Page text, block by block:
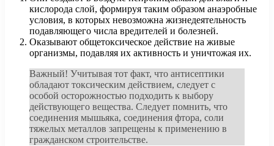
кислорода слой, формируя таким образом анаэробные
условия, в которых невозможна жизнедеятельность
подавляющего числа вредителей и болезней.
Оказывают общетоксическое действие на живые
организмы, подавляя их активность и уничтожая их.
Важный! Учитывая тот факт, что антисептики
обладают токсическим действием, следует с
особой осторожностью подходить к выбору
действующего вещества. Следует помнить, что
соединения мышьяка, соединения фтора, соли
тяжелых металлов запрещены к применению в
гражданском строительстве.